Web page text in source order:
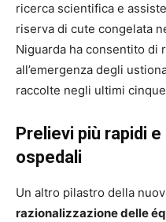
ricerca scientifica e
riserva di cute congelata
Niguarda ha consentito di
all’emergenza degli
raccolte negli ultimi
Prelievi più rapidi
ospedali
Un altro pilastro della
razionalizzazione delle